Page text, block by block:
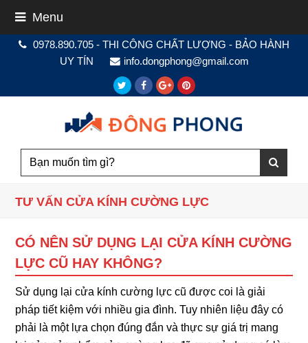
Menu
0978.890.705 - THI CÔNG CHẤT LƯỢNG - BẢO HÀNH
UY TÍN
info.dongphong@gmail.com
TwitterFacebook
GooglePinterest
TƯ VẤN CỬA KÍNH CƯỜNG LỰC
CÓ NÊN SỬ DỤNG LẠI CỬA KÍNH CƯỜNG
LỰC CŨ HAY KHÔNG?
Sử dụng lại cửa kính cường lực cũ được coi là giải
pháp tiết kiệm với nhiều gia đình. Tuy nhiên liệu đây có
phải là một lựa chọn đúng đắn và thực sự giá trị mang